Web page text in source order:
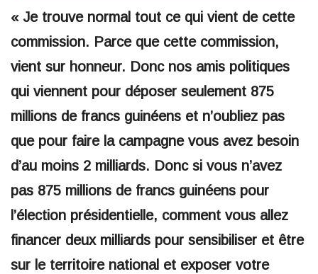
« Je trouve normal tout ce qui vient de cette
commission. Parce que cette commission,
vient sur honneur. Donc nos amis politiques
qui viennent pour déposer seulement 875
millions de francs guinéens et n’oubliez pas
que pour faire la campagne vous avez besoin
d’au moins 2 milliards. Donc si vous n’avez
pas 875 millions de francs guinéens pour
l’élection présidentielle, comment vous allez
financer deux milliards pour sensibiliser et être
sur le territoire national et exposer votre